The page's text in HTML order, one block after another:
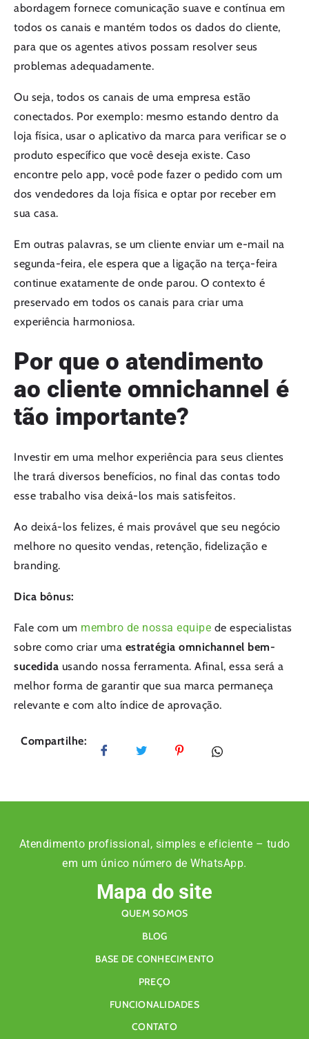
abordagem fornece comunicação suave e contínua em
todos os canais e mantém todos os dados do cliente,
para que os agentes ativos possam resolver seus
problemas adequadamente.
Ou seja, todos os canais de uma empresa estão
conectados. Por exemplo: mesmo estando dentro da
loja física, usar o aplicativo da marca para verificar se o
produto específico que você deseja existe. Caso
encontre pelo app, você pode fazer o pedido com um
dos vendedores da loja física e optar por receber em
sua casa.
Em outras palavras, se um cliente enviar um e-mail na
segunda-feira, ele espera que a ligação na terça-feira
continue exatamente de onde parou. O contexto é
preservado em todos os canais para criar uma
experiência harmoniosa.
Por que o atendimento
ao cliente omnichannel é
tão importante?
Investir em uma melhor experiência para seus clientes
lhe trará diversos benefícios, no final das contas todo
esse trabalho visa deixá-los mais satisfeitos.
Ao deixá-los felizes, é mais provável que seu negócio
melhore no quesito vendas, retenção, fidelização e
branding.
Dica bônus:
Fale com um membro de nossa equipe de especialistas
sobre como criar uma estratégia omnichannel bem-
sucedida usando nossa ferramenta. Afinal, essa será a
melhor forma de garantir que sua marca permaneça
relevante e com alto índice de aprovação.
Compartilhe:
Atendimento profissional, simples e eficiente – tudo
em um único número de WhatsApp.
Mapa do site
QUEM SOMOS
BLOG
BASE DE CONHECIMENTO
PREÇO
FUNCIONALIDADES
CONTATO